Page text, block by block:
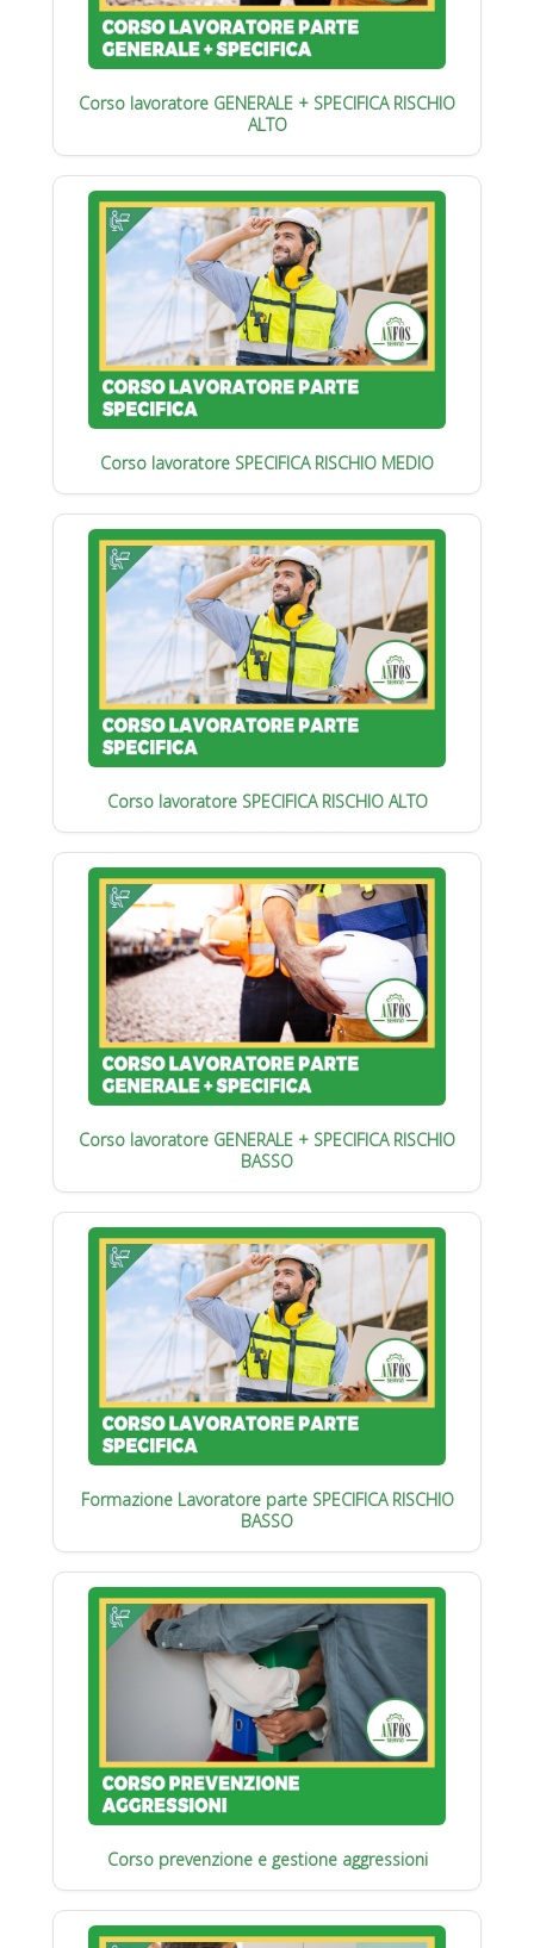
Corso lavoratore GENERALE + SPECIFICA RISCHIO
ALTO
Corso lavoratore SPECIFICA RISCHIO MEDIO
Corso lavoratore SPECIFICA RISCHIO ALTO
Corso lavoratore GENERALE + SPECIFICA RISCHIO
BASSO
Formazione Lavoratore parte SPECIFICA RISCHIO
BASSO
Corso prevenzione e gestione aggressioni